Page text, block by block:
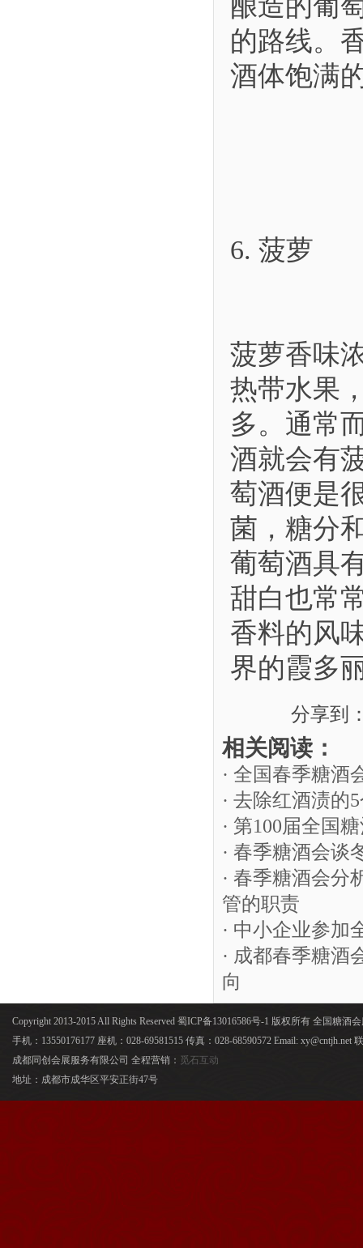
酿造的葡
的路线。
酒体饱满
6. 菠萝
菠萝香味
热带水果
多。通常
酒就会有
萄酒便是
菌，糖分
葡萄酒具
甜白也常
香料的风
界的霞多
分享到
相关阅读：
· 全国春季糖酒
· 去除红酒渍的
· 第100届全国
· 春季糖酒会谈
· 春季糖酒会分
管的职责
· 中小企业参加
· 成都春季糖酒
向
Copyright 2013-2015 All Rights Reserved 蜀ICP备13016586号-1 版权所有 全国糖酒
手机：13550176177 座机：028-69581515 传真：028-68590572 Email: xy@cntjh.net
成都同创会展服务有限公司 全程营销： 觅石互动
地址：成都市成华区平安正街47号